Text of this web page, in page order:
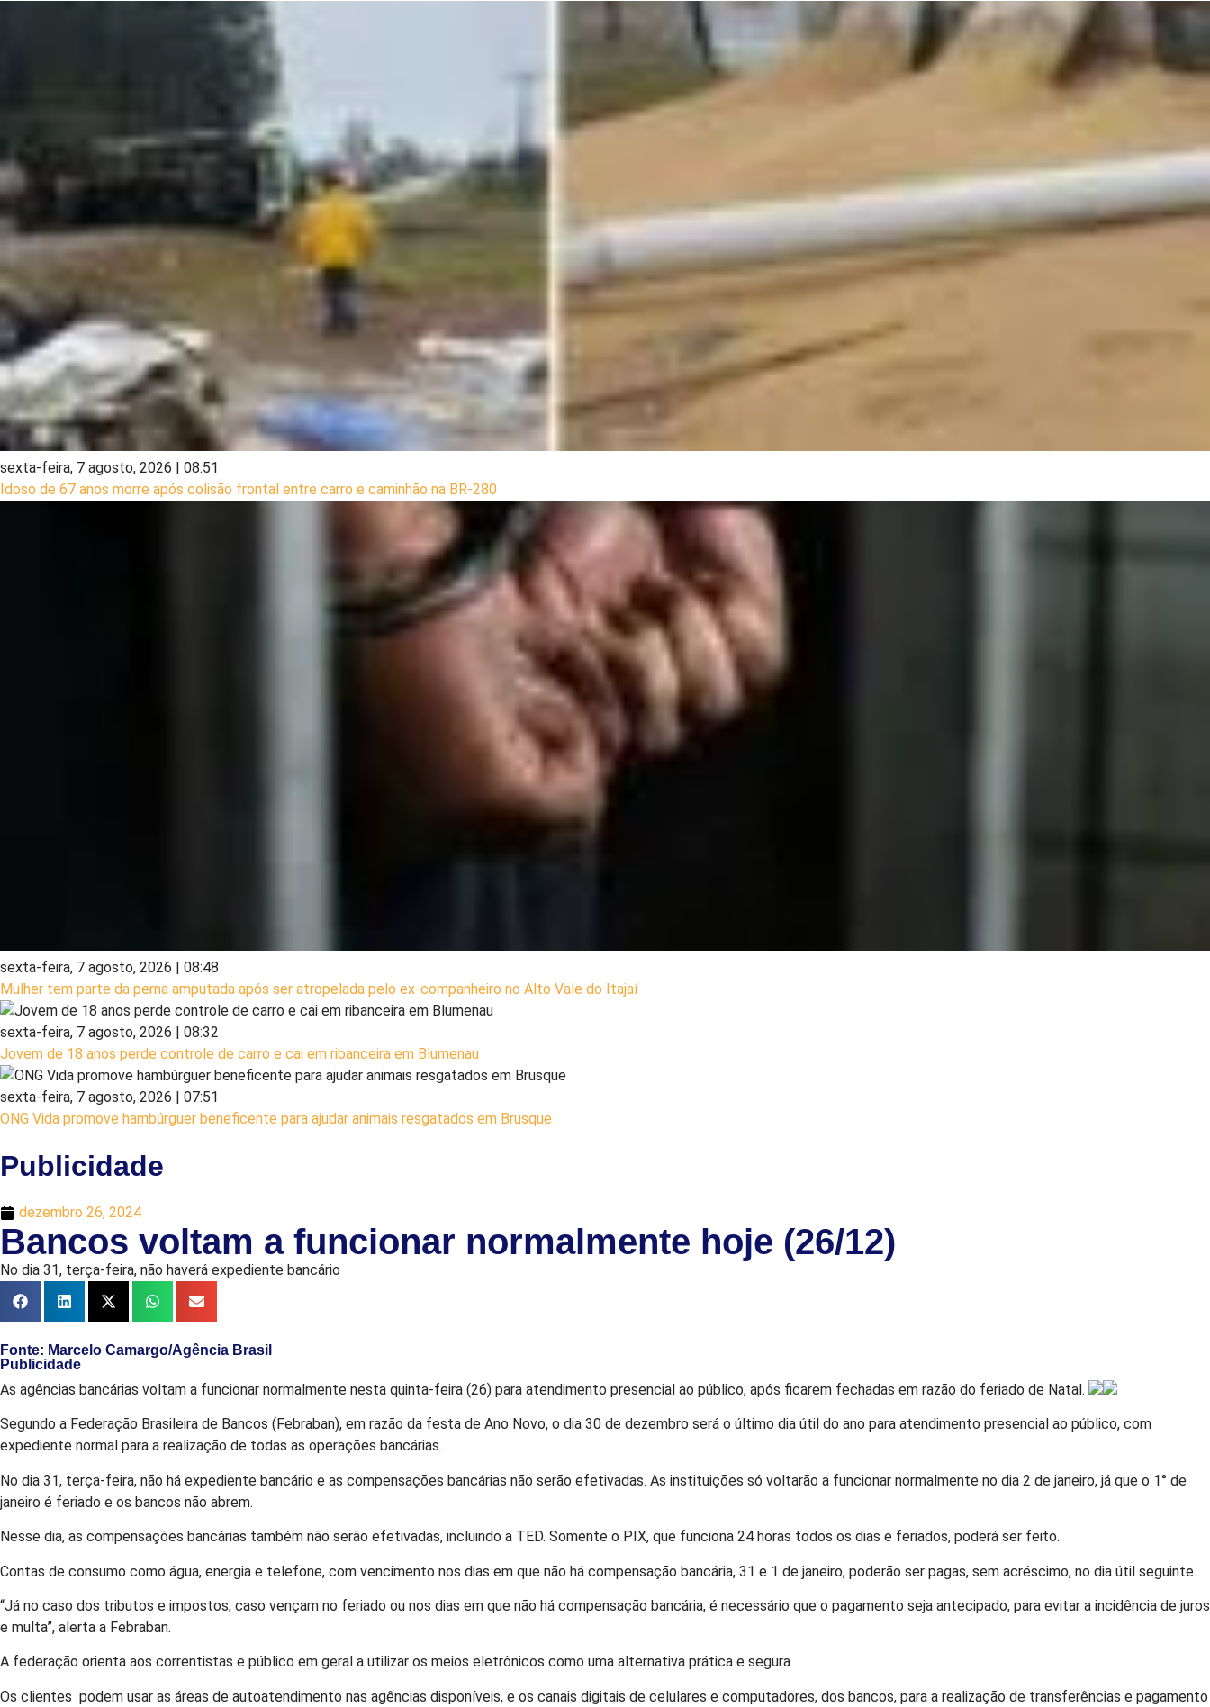
sexta-feira, 7 agosto, 2026 | 08:51
Idoso de 67 anos morre após colisão frontal entre carro e caminhão na BR-280
sexta-feira, 7 agosto, 2026 | 08:48
Mulher tem parte da perna amputada após ser atropelada pelo ex-companheiro no Alto Vale do Itajaí
sexta-feira, 7 agosto, 2026 | 08:32
Jovem de 18 anos perde controle de carro e cai em ribanceira em Blumenau
sexta-feira, 7 agosto, 2026 | 07:51
ONG Vida promove hambúrguer beneficente para ajudar animais resgatados em Brusque
Publicidade
dezembro 26, 2024
Bancos voltam a funcionar normalmente hoje (26/12)
No dia 31, terça-feira, não haverá expediente bancário
Fonte: Marcelo Camargo/Agência Brasil
Publicidade
As agências bancárias voltam a funcionar normalmente nesta quinta-feira (26) para atendimento presencial ao público, após ficarem fechadas em razão do feriado de Natal.
Segundo a Federação Brasileira de Bancos (Febraban), em razão da festa de Ano Novo, o dia 30 de dezembro será o último dia útil do ano para atendimento presencial ao público, com
expediente normal para a realização de todas as operações bancárias.
No dia 31, terça-feira, não há expediente bancário e as compensações bancárias não serão efetivadas. As instituições só voltarão a funcionar normalmente no dia 2 de janeiro, já que o 1° de
janeiro é feriado e os bancos não abrem.
Nesse dia, as compensações bancárias também não serão efetivadas, incluindo a TED. Somente o PIX, que funciona 24 horas todos os dias e feriados, poderá ser feito.
Contas de consumo como água, energia e telefone, com vencimento nos dias em que não há compensação bancária, 31 e 1 de janeiro, poderão ser pagas, sem acréscimo, no dia útil seguinte.
“Já no caso dos tributos e impostos, caso vençam no feriado ou nos dias em que não há compensação bancária, é necessário que o pagamento seja antecipado, para evitar a incidência de juros
e multa”, alerta a Febraban.
A federação orienta aos correntistas e público em geral a utilizar os meios eletrônicos como uma alternativa prática e segura.
Os clientes podem usar as áreas de autoatendimento nas agências disponíveis, e os canais digitais de celulares e computadores, dos bancos, para a realização de transferências e pagamento